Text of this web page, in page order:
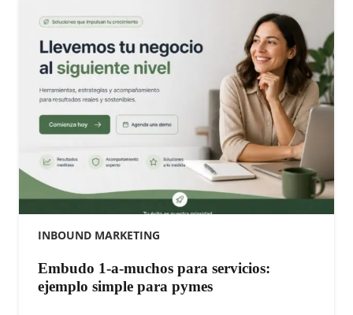
INBOUND MARKETING
Embudo 1-a-muchos para servicios:
ejemplo simple para pymes